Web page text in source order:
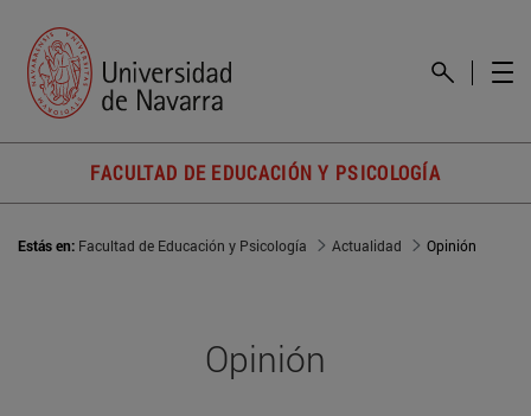
FACULTAD DE EDUCACIÓN Y PSICOLOGÍA
Estás en: Facultad de Educación y Psicología Actualidad Opinión
Opinión